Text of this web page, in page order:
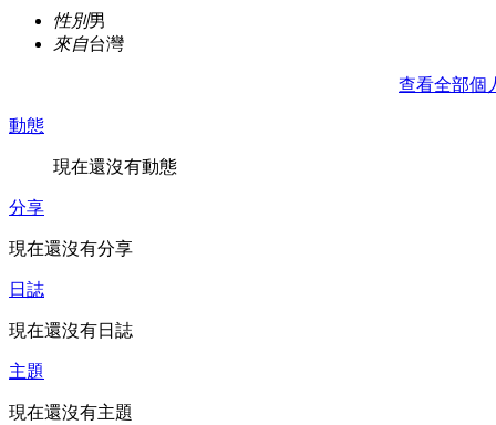
性別男
來自台灣
查看全部個
動態
現在還沒有動態
分享
現在還沒有分享
日誌
現在還沒有日誌
主題
現在還沒有主題